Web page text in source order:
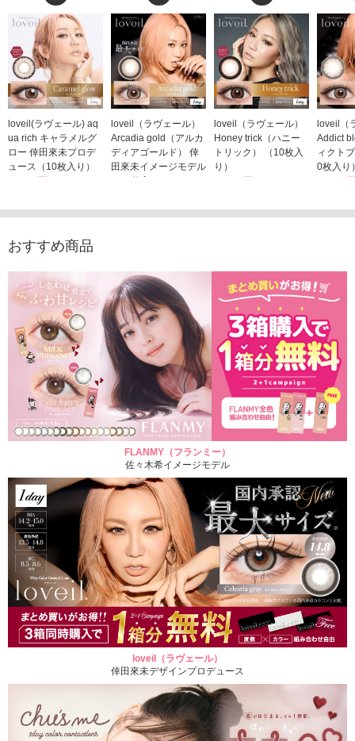
loveil(ラヴェール) aq
ua rich キャラメルグ
ロー 倖田來未プロデ
ュース（10枚入り）
loveil（ラヴェール）
Arcadia gold（アルカ
ディアゴールド） 倖
田來未イメージモデル
loveil（ラヴェール）
Honey trick（ハニー
トリック） （10枚入
り）
loveil（
Addict
ィクト
0枚入り
おすすめ商品
FLANMY（フランミー）
佐々木希イメージモデル
loveil（ラヴェール）
倖田來未デザインプロデュース